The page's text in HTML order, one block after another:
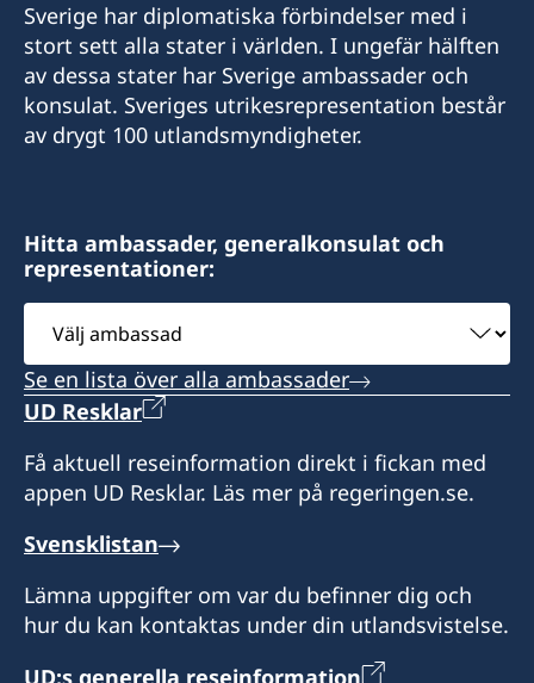
Sverige har diplomatiska förbindelser med i
stort sett alla stater i världen. I ungefär hälften
av dessa stater har Sverige ambassader och
konsulat. Sveriges utrikesrepresentation består
av drygt 100 utlandsmyndigheter.
Hitta ambassader, generalkonsulat och
representationer:
ambassad
Se en lista över alla ambassader
UD Resklar
Få aktuell reseinformation direkt i fickan med
appen UD Resklar. Läs mer på regeringen.se.
Svensklistan
Lämna uppgifter om var du befinner dig och
hur du kan kontaktas under din utlandsvistelse.